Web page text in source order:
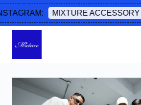
MIXTURE ACCESSORY
您的購物車目前還
繼續購物